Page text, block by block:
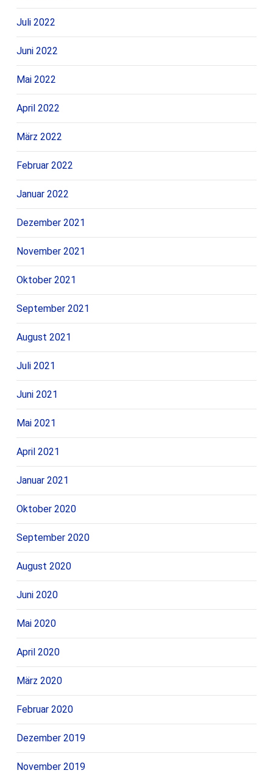
Juli 2022
Juni 2022
Mai 2022
April 2022
März 2022
Februar 2022
Januar 2022
Dezember 2021
November 2021
Oktober 2021
September 2021
August 2021
Juli 2021
Juni 2021
Mai 2021
April 2021
Januar 2021
Oktober 2020
September 2020
August 2020
Juni 2020
Mai 2020
April 2020
März 2020
Februar 2020
Dezember 2019
November 2019